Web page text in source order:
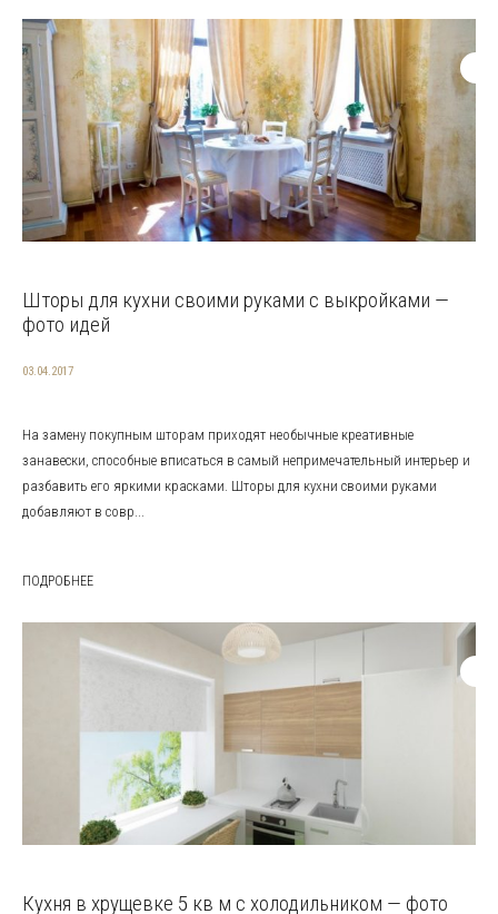
Шторы для кухни своими руками с выкройками —
фото идей
03.04.2017
На замену покупным шторам приходят необычные креативные
занавески, способные вписаться в самый непримечательный интерьер и
разбавить его яркими красками. Шторы для кухни своими руками
добавляют в совр...
ПОДРОБНЕЕ
Кухня в хрущевке 5 кв м с холодильником — фото